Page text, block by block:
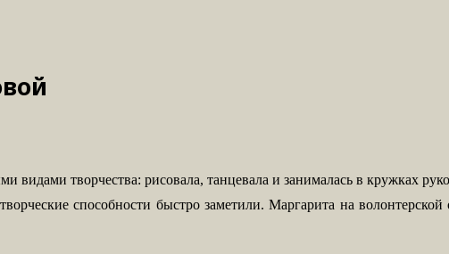
видами творчества: рисовала, танцевала и занималась в кружках
способности быстро заметили. Маргарита на волонтерской